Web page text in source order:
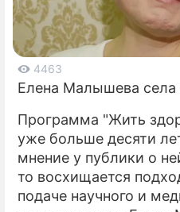
4463
Елена Малышева села
Программа "Жить
уже больше десяти
мнение у публики о
то восхищается
подаче научного и